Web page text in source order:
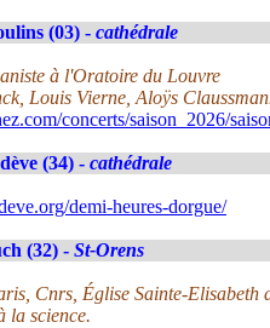
(03) - cathédrale
à l'Oratoire du Louvre
Louis Vierne, Aloÿs
concerts/saison_2026/
(34) - cathédrale
demi-heures-dorgue/
(32) - St-Orens
Cnrs, Église Sainte-Elisabeth
la science.